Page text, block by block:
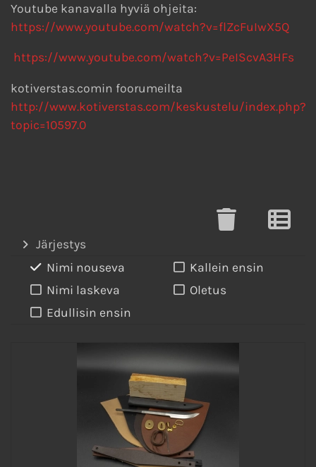
Youtube kanavalla hyviä ohjeita:
https://www.youtube.com/watch?v=flZcFuIwX5Q
https://www.youtube.com/watch?v=PeIScvA3HFs
kotiverstas.comin foorumeilta
http://www.kotiverstas.com/keskustelu/index.php?
topic=10597.0
Järjestys
Nimi nouseva
Nimi laskeva
Edullisin ensin
Kallein ensin
Oletus